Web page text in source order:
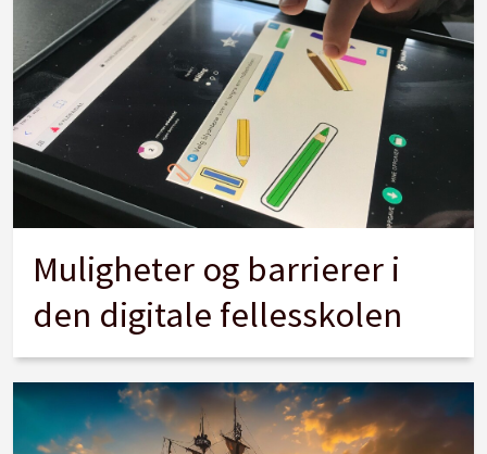
Muligheter og barrierer i
den digitale fellesskolen